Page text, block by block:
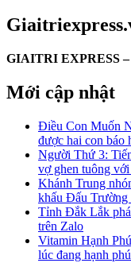
GIAITRI EXPRESS –
Mới cập nhật
Điều Con Muốn
được hai con báo
Người Thứ 3:
vợ ghen tuông
Khánh Trung
khấu Đấu Trường
Tỉnh Đắk Lắk
trên Zalo
Vitamin Hạnh
lúc đang hạnh